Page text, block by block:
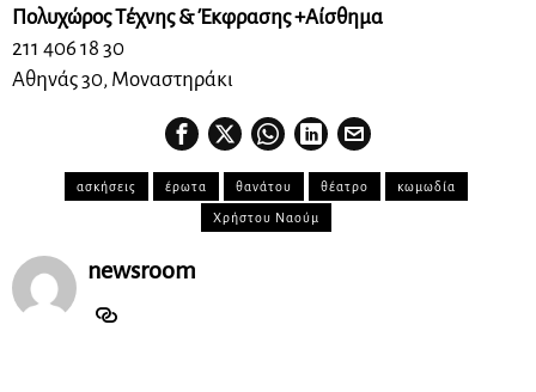
Πολυχώρος Τέχνης & Έκφρασης +Αίσθημα
211 406 18 30
Αθηνάς 30, Μοναστηράκι
ασκήσεις έρωτα θανάτου θέατρο κωμωδία
Χρήστου Ναούμ
newsroom